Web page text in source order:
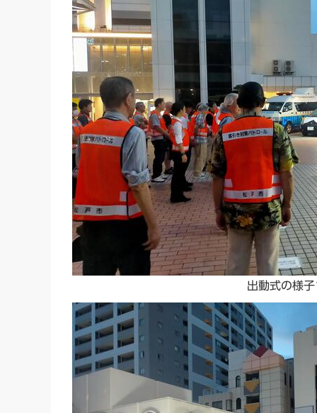
出動式の様